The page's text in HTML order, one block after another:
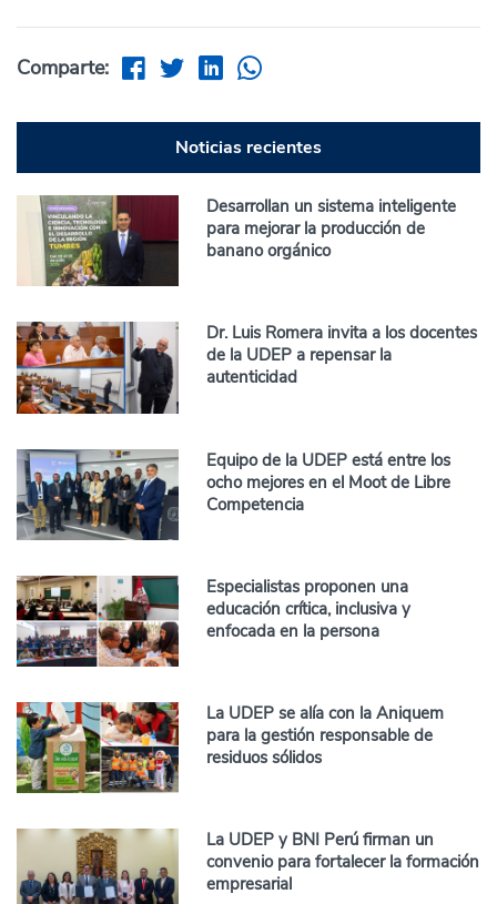
Comparte:
Noticias recientes
Desarrollan un sistema inteligente
para mejorar la producción de
banano orgánico
Dr. Luis Romera invita a los docentes
de la UDEP a repensar la
autenticidad
Equipo de la UDEP está entre los
ocho mejores en el Moot de Libre
Competencia
Especialistas proponen una
educación crítica, inclusiva y
enfocada en la persona
La UDEP se alía con la Aniquem
para la gestión responsable de
residuos sólidos
La UDEP y BNI Perú firman un
convenio para fortalecer la formación
empresarial